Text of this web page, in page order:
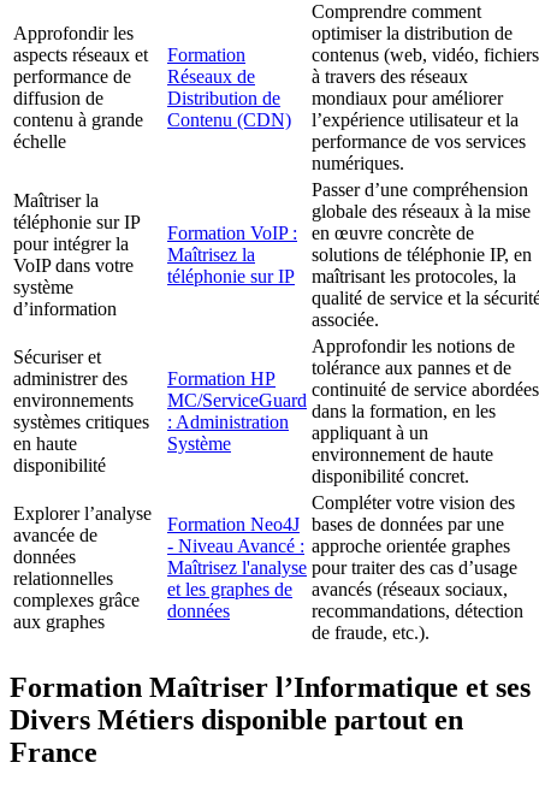
Approfondir les
aspects réseaux et
performance de
diffusion de
contenu à grande
échelle
Formation
Réseaux de
Distribution de
Contenu (CDN)
Comprendre comment
optimiser la distribution de
contenus (web, vidéo,
à travers des réseaux
mondiaux pour améliorer
l’expérience utilisateur et la
performance de vos services
numériques.
Maîtriser la
téléphonie sur IP
pour intégrer la
VoIP dans votre
système
d’information
Formation VoIP :
Maîtrisez la
téléphonie sur IP
Passer d’une compréhension
globale des réseaux à la mise
en œuvre concrète de
solutions de téléphonie IP, en
maîtrisant les protocoles, la
qualité de service et la
associée.
Sécuriser et
administrer des
environnements
systèmes critiques
en haute
disponibilité
Formation HP
MC/ServiceGuard
: Administration
Système
Approfondir les notions de
tolérance aux pannes et de
continuité de service abordées
dans la formation, en les
appliquant à un
environnement de haute
disponibilité concret.
Explorer l’analyse
avancée de
données
relationnelles
complexes grâce
aux graphes
Formation Neo4J
- Niveau Avancé :
Maîtrisez l'analyse
et les graphes de
données
Compléter votre vision des
bases de données par une
approche orientée graphes
pour traiter des cas d’usage
avancés (réseaux sociaux,
recommandations, détection
de fraude, etc.).
Formation Maîtriser l’Informatique et ses
Divers Métiers disponible partout en
France